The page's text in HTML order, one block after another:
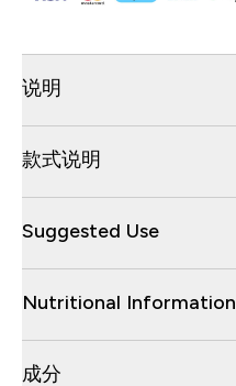
说明
款式说明
Suggested Use
Nutritional Information
成分